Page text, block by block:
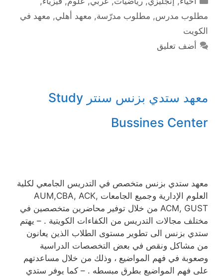
مطلوب مدرس, مطلوب مدرّسة, معهد أهلي, معهد في
الكويت
أضف تعليق
معهد ستدي بزنس سنتر Study
Bussines Center
معهد ستدي بزنس متخصص في التدريس الجامعي لكلية
العلوم الإدارية وجميع الجامعات AUM,CBA, ACK,
ACM, GUST من خلال توفير محاضرين متخصصين في
مختلف مجالات التدريس من الكفاءات الكويتية . – يهتم
ستدي بزنس الى تطوير مستوى الطلاب الذين يعانون
من مشاكل ونقص في بعض التخصصات الدراسية
وصعوبة في فهم المواضيع ، وذلك من خلال مساعدتهم
على فهم المواضيع بطرق مبسطه . – كما يوفر ستدي